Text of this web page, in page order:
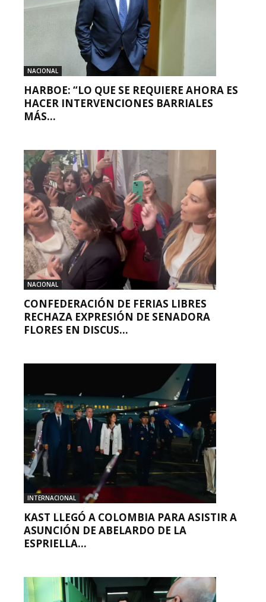
NACIONAL
HARBOE: “LO QUE SE REQUIERE AHORA ES
HACER INTERVENCIONES BARRIALES
MÁS...
NACIONAL
CONFEDERACIÓN DE FERIAS LIBRES
RECHAZA EXPRESIÓN DE SENADORA
FLORES EN DISCUS...
INTERNACIONAL
KAST LLEGÓ A COLOMBIA PARA ASISTIR A
ASUNCIÓN DE ABELARDO DE LA
ESPRIELLA...